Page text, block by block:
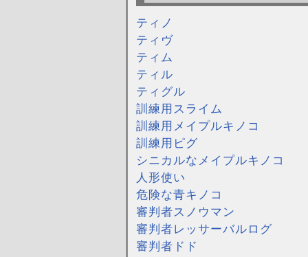
ティノ
ティヴ
ティム
ティル
ティグル
訓練用スライム
訓練用メイプルキノコ
訓練用ピグ
シニカルなメイプルキノコ
人形使い
危険な青キノコ
審判者スノウマン
審判者レッサーバルログ
審判者ドド